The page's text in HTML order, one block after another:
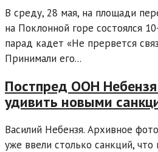
В среду, 28 мая, на площади
на Поклонной горе состоялся
парад кадет «Не прервется
Принимали его...
Постпред ООН
удивить новыми
Василий Небензя. Архивное
уже ввели столько санкций,